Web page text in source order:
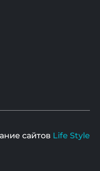
сайтов Life Style